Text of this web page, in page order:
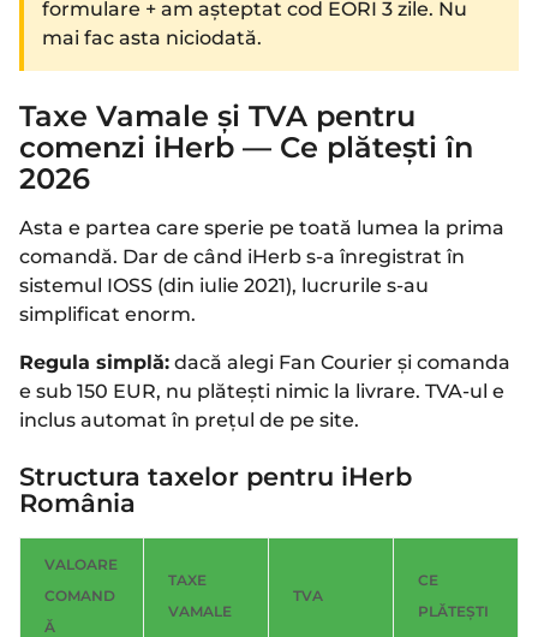
formulare + am așteptat cod EORI 3 zile. Nu
mai fac asta niciodată.
Taxe Vamale și TVA pentru
comenzi iHerb — Ce plătești în
2026
Asta e partea care sperie pe toată lumea la prima
comandă. Dar de când iHerb s-a înregistrat în
sistemul IOSS (din iulie 2021), lucrurile s-au
simplificat enorm.
Regula simplă: dacă alegi Fan Courier și comanda
e sub 150 EUR, nu plătești nimic la livrare. TVA-ul e
inclus automat în prețul de pe site.
Structura taxelor pentru iHerb
România
VALOARE
COMAND
Ă
TAXE
VAMALE
TVA
CE
PLĂTEȘTI